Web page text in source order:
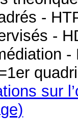
-
-
sur